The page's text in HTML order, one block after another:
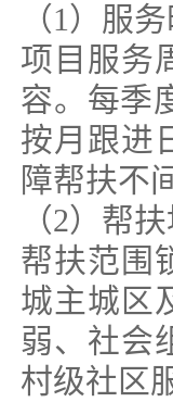
（1）服
项目服务
容。每季
按月跟进
障帮扶不
（2）帮
帮扶范围
城主城区
弱、社会
村级社区